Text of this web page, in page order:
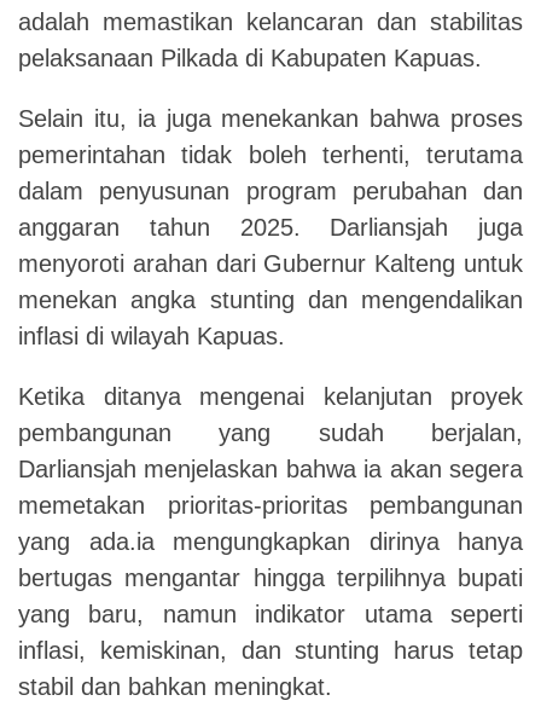
adalah memastikan kelancaran dan stabilitas
pelaksanaan Pilkada di Kabupaten Kapuas.
Selain itu, ia juga menekankan bahwa proses
pemerintahan tidak boleh terhenti, terutama
dalam penyusunan program perubahan dan
anggaran tahun 2025. Darliansjah juga
menyoroti arahan dari Gubernur Kalteng untuk
menekan angka stunting dan mengendalikan
inflasi di wilayah Kapuas.
Ketika ditanya mengenai kelanjutan proyek
pembangunan yang sudah berjalan,
Darliansjah menjelaskan bahwa ia akan segera
memetakan prioritas-prioritas pembangunan
yang ada.ia mengungkapkan dirinya hanya
bertugas mengantar hingga terpilihnya bupati
yang baru, namun indikator utama seperti
inflasi, kemiskinan, dan stunting harus tetap
stabil dan bahkan meningkat.